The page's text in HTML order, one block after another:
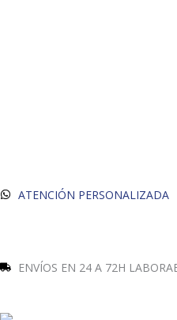
ATENCIÓN PERSONALIZADA
ENVÍOS EN 24 A 72H